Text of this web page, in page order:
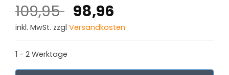
109,95 Ursprünglicher
Preis
98,96
Preis
inkl. MwSt. zzgl Versandkosten
1 - 2 Werktage